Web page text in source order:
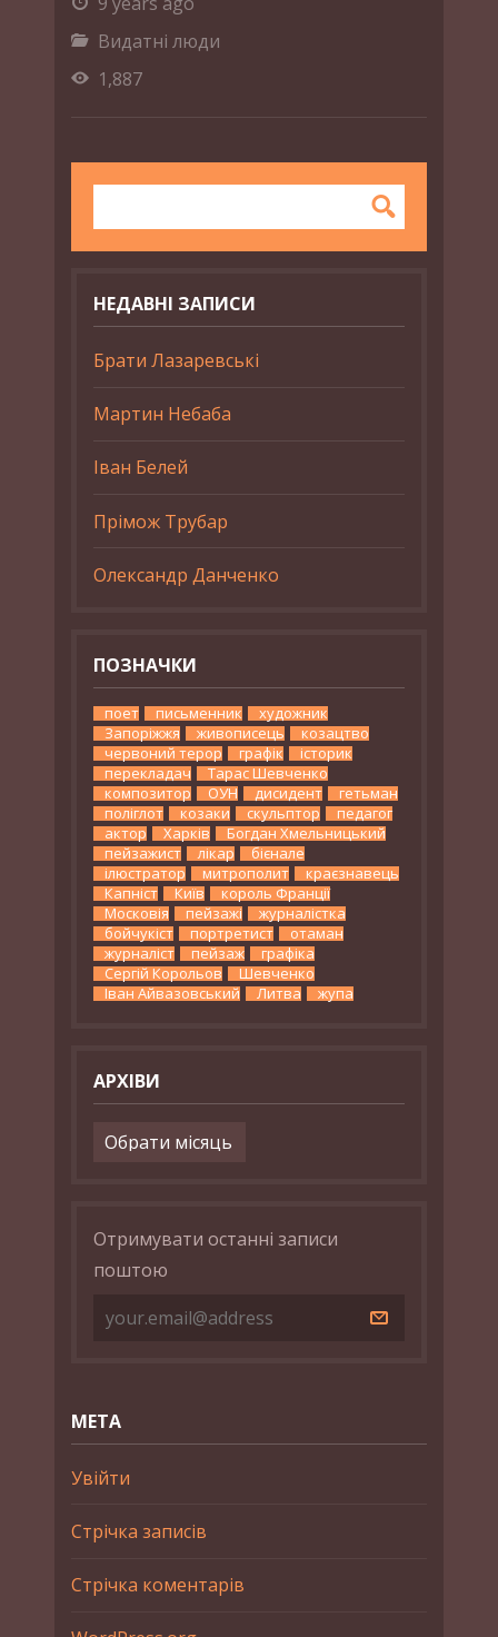
Видатні люди
1,887
НЕДАВНІ ЗАПИСИ
Брати Лазаревські
Мартин Небаба
Іван Белей
Прімож Трубар
Олександр Данченко
ПОЗНАЧКИ
поет письменник
художник
Запоріжжя
живописець
козацтво
червоний терор
графік
історик
перекладач
Тарас Шевченко
композитор
ОУН дисидент
гетьман
поліглот
козаки скульптор
педагог
актор
Харків
Богдан Хмельницький
пейзажист
лікар
бієнале
ілюстратор
митрополит
краєзнавець
Капніст
Київ
король Франції
Московія
пейзажі
журналістка
бойчукіст
портретист
отаман
журналіст
пейзаж
графіка
Сергій Корольов
Шевченко
Іван Айвазовський
Литва жупа
АРХІВИ
Архіви
Отримувати останні записи
поштою
МЕТА
Увійти
Стрічка записів
Стрічка коментарів